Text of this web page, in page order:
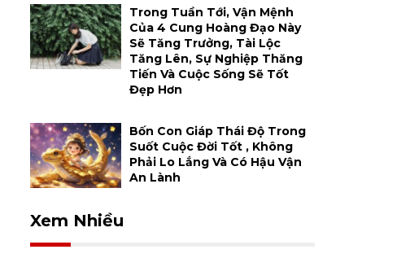
Trong Tuần Tới, Vận Mệnh
Của 4 Cung Hoàng Đạo Này
Sẽ Tăng Trưởng, Tài Lộc
Tăng Lên, Sự Nghiệp Thăng
Tiến Và Cuộc Sống Sẽ Tốt
Đẹp Hơn
Bốn Con Giáp Thái Độ Trong
Suốt Cuộc Đời Tốt , Không
Phải Lo Lắng Và Có Hậu Vận
An Lành
Xem Nhiều